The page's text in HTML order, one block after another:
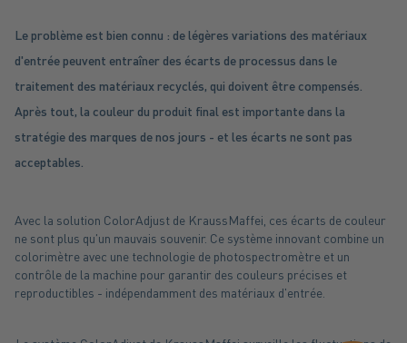
Le problème est bien connu : de légères variations des matériaux
d'entrée peuvent entraîner des écarts de processus dans le
traitement des matériaux recyclés, qui doivent être compensés.
Après tout, la couleur du produit final est importante dans la
stratégie des marques de nos jours - et les écarts ne sont pas
acceptables.
Avec la solution ColorAdjust de KraussMaffei, ces écarts de couleur
ne sont plus qu'un mauvais souvenir. Ce système innovant combine un
colorimètre avec une technologie de photospectromètre et un
contrôle de la machine pour garantir des couleurs précises et
reproductibles - indépendamment des matériaux d'entrée.